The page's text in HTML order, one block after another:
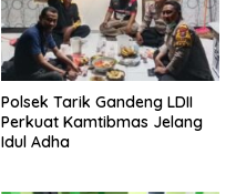
Polsek Tarik Gandeng LDII
Perkuat Kamtibmas Jelang
Idul Adha